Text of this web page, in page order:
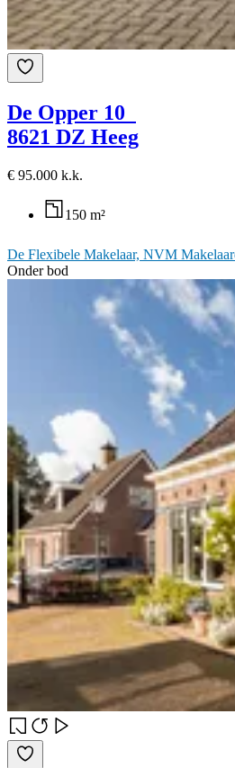
De Opper 10
8621 DZ Heeg
€ 95.000 k.k.
150 m²
De Flexibele Makelaar, NVM
Onder bod